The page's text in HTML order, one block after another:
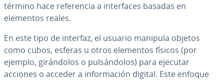
término hace re­fe­re­n­cia a in­te­r­fa­ces basadas en
elementos reales.
En este tipo de interfaz, el usuario manipula objetos
como cubos, esferas u otros elementos físicos (por
ejemplo, gi­rá­n­do­los o pu­l­sá­n­do­los) para ejecutar
acciones o acceder a in­fo­r­ma­ción digital. Este enfoque